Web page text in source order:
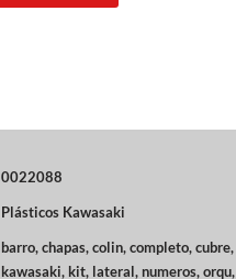
0022088
Plásticos Kawasaki
barro,chapas,colin,completo,cubre,
kawasaki, kit, lateral,numeros,orqu,